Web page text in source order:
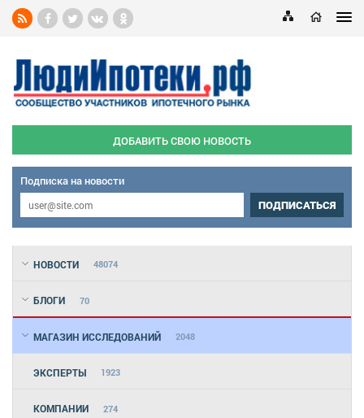
ДОБАВИТЬ СВОЮ НОВОСТЬ
Подписка на новости
ПОДПИСАТЬСЯ
НОВОСТИ 48074
БЛОГИ 70
МАГАЗИН ИССЛЕДОВАНИЙ 2048
ЭКСПЕРТЫ 1923
КОМПАНИИ 274